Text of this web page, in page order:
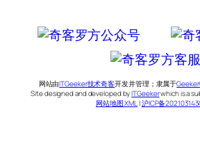
网站由ITGeeker技术奇客开发并管理；隶属于
Site designed and developed byITGeekerwhich is a
网站地图 XML |沪ICP备